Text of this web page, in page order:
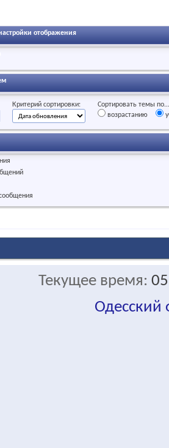
отображения
Критерий сортировки:
Сортировать темы по...
возрастанию
Текущее время:
Одесский